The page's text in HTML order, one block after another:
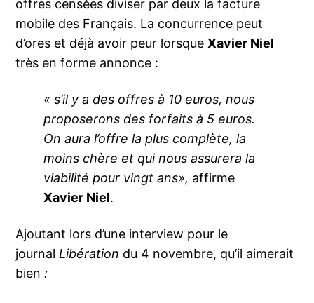
offres censées diviser par deux la facture
mobile des Français. La concurrence peut
d’ores et déjà avoir peur lorsqueXavier Niel
très en forme annonce :
« s’il y a des offres à 10 euros, nous
proposerons des forfaits à 5 euros.
On aura l’offre la plus complète, la
moins chère et qui nous assurera la
viabilité pour vingt ans», affirme
Xavier Niel.
Ajoutant lors d’une interview pour le
journalLibération du 4 novembre, qu’il aimerait
bien :